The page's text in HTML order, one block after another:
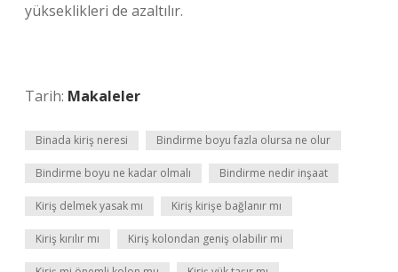
yükseklikleri de azaltılır.
Tarih: Makaleler
Binada kiriş neresi Bindirme boyu fazla olursa ne olur
Bindirme boyu ne kadar olmalı Bindirme nedir inşaat
Kiriş delmek yasak mı Kiriş kirişe bağlanır mı
Kiriş kırılır mı Kiriş kolondan geniş olabilir mi